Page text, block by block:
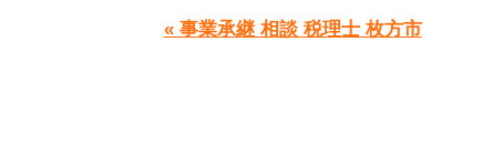
« 事業承継 相談 税理士 枚方市